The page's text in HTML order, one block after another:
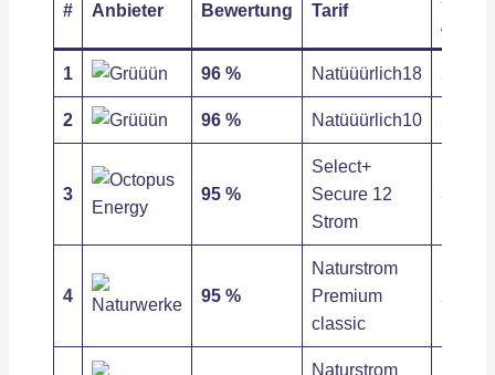
# Anbieter Bewertung Tarif
/ kWh
1 96 % Natüüürlich18
2 96 % Natüüürlich10
3 95 %
Select+
Secure 12
Strom
31,72
4 95 %
Naturstrom
Premium
classic
Naturstrom